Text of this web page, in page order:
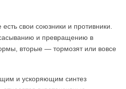
свои союзники и противники.
и превращению в
вторые — тормозят или вовсе
и ускоряющим синтез